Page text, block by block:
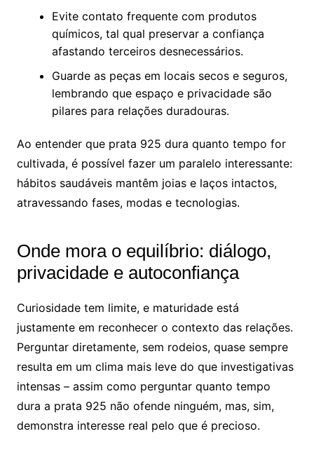
Evite contato frequente com produtos
químicos, tal qual preservar a confiança
afastando terceiros desnecessários.
Guarde as peças em locais secos e seguros,
lembrando que espaço e privacidade são
pilares para relações duradouras.
Ao entender que prata 925 dura quanto tempo for
cultivada, é possível fazer um paralelo interessante:
hábitos saudáveis mantêm joias e laços intactos,
atravessando fases, modas e tecnologias.
Onde mora o equilíbrio: diálogo,
privacidade e autoconfiança
Curiosidade tem limite, e maturidade está
justamente em reconhecer o contexto das relações.
Perguntar diretamente, sem rodeios, quase sempre
resulta em um clima mais leve do que investigativas
intensas – assim como perguntar quanto tempo
dura a prata 925 não ofende ninguém, mas, sim,
demonstra interesse real pelo que é precioso.